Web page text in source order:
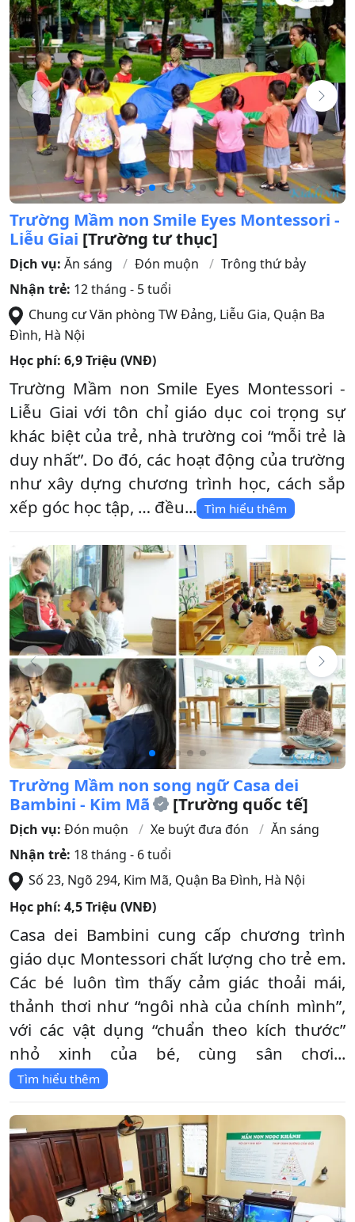
Trường Mầm non Smile Eyes Montessori -
Liễu Giai [Trường tư thục]
Dịch vụ: Ăn sáng Đón muộn
Trông thứ bảy
Nhận trẻ: 12 tháng - 5 tuổi
Chung cư Văn phòng TW Đảng, Liễu Gia, Quận Ba
Đình, Hà Nội
Học phí: 6,9 Triệu (VNĐ)
Trường Mầm non Smile Eyes Montessori -
Liễu Giai với tôn chỉ giáo dục coi trọng sự
khác biệt của trẻ, nhà trường coi “mỗi trẻ là
duy nhất”. Do đó, các hoạt động của trường
như xây dựng chương trình học, cách sắp
xếp góc học tập, … đều... Tìm hiểu thêm
Trường Mầm non song ngữ Casa dei
Bambini - Kim Mã
[Trường quốc tế]
Dịch vụ: Đón muộn Xe buýt đưa đón
Ăn sáng
Nhận trẻ: 18 tháng - 6 tuổi
Số 23, Ngõ 294, Kim Mã, Quận Ba Đình, Hà Nội
Học phí: 4,5 Triệu (VNĐ)
Casa dei Bambini cung cấp chương trình
giáo dục Montessori chất lượng cho trẻ em.
Các bé luôn tìm thấy cảm giác thoải mái,
thảnh thơi như “ngôi nhà của chính mình”,
với các vật dụng “chuẩn theo kích thước”
nhỏ xinh của bé, cùng sân chơi...
Tìm hiểu thêm